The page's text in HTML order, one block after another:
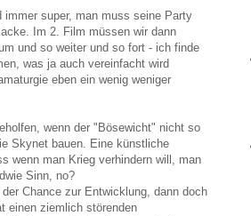
super, man muss seine Party
Im 2. Film müssen wir dann
und so weiter und so fort - ich finde
was ja auch vereinfacht wird
eben ein wenig weniger
wenn der "Bösewicht" nicht so
Skynet bauen. Eine künstliche
wenn man Krieg verhindern will, man
Sinn, no?
Chance zur Entwicklung, dann doch
einen ziemlich störenden